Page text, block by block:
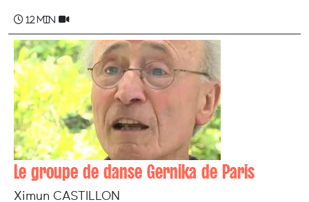
12 min
Le groupe de danse Gernika de Paris
Ximun CASTILLON